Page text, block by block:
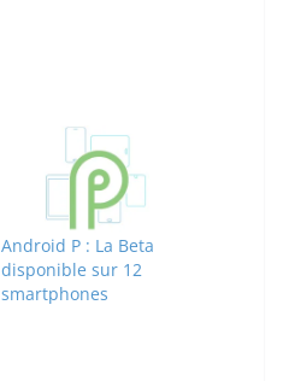
Android P : La Beta
disponible sur 12
smartphones